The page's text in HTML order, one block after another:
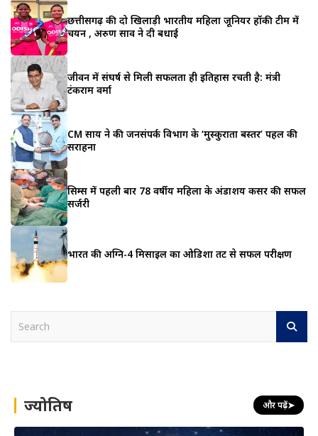
छत्तीसगढ़ की दो खिलाड़ी भारतीय महिला जूनियर हॉकी टीम में
चयन , अरुण साव ने दी बधाई
जीवन में संघर्ष से मिली सफलता ही इतिहास रचती है: मंत्री
टंकराम वर्मा
CM साय ने की जनसंपर्क विभाग के ‘मुस्कुराता बस्तर’ पहल की
सराहना
सिम्स में पहली बार 78 वर्षीय महिला के अंडाशय कैंसर की सफल
सर्जरी
भारत की अग्नि-4 मिसाइल का ओडिशा तट से सफल परीक्षण
h ज्योतिष और पढ़ें➤